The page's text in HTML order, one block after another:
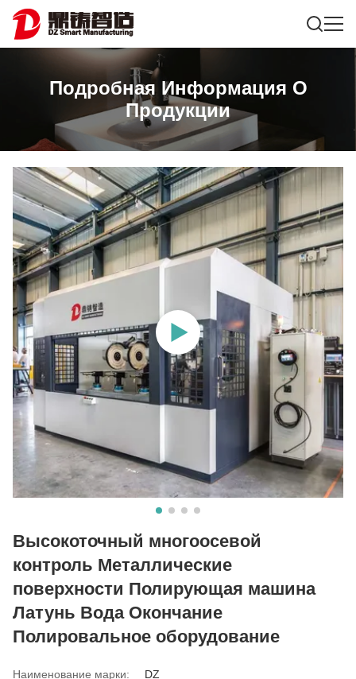
Подробная Информация О
Продукции
Высокоточный многоосевой
контроль Металлические
поверхности Полирующая машина
Латунь Вода Окончание
Полировальное оборудование
Наименование марки: DZ